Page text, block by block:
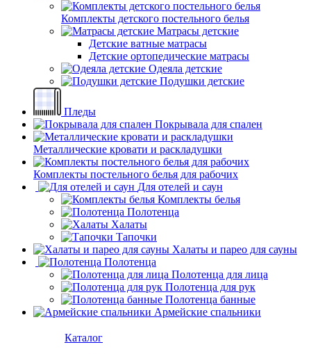
Комплекты детского постельного белья
Матрасы детские
Детские ватные матрасы
Детские ортопедические матрасы
Одеяла детские
Подушки детские
Пледы
Покрывала для спален
Металлические кровати и раскладушки
Комплекты постельного белья для рабочих
Для отелей и саун
Комплекты белья
Полотенца
Халаты
Тапочки
Халаты и парео для сауны
Полотенца
Полотенца для лица
Полотенца для рук
Полотенца банные
Армейские спальники
Каталог